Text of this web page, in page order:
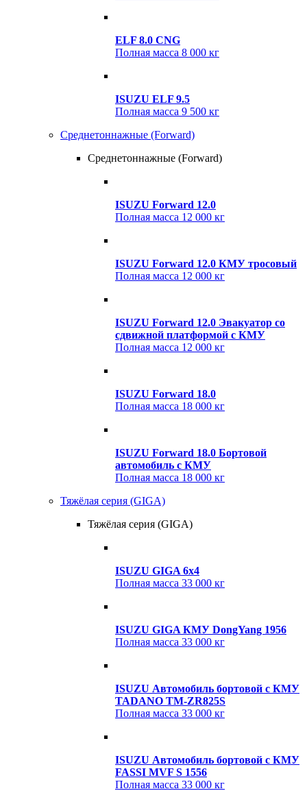
ELF 8.0 CNG
Полная масса 8 000 кг
ISUZU ELF 9.5
Полная масса 9 500 кг
Среднетоннажные (Forward)
Среднетоннажные (Forward)
ISUZU Forward 12.0
Полная масса 12 000 кг
ISUZU Forward 12.0 КМУ тросовый
Полная масса 12 000 кг
ISUZU Forward 12.0 Эвакуатор со
сдвижной платформой с КМУ
Полная масса 12 000 кг
ISUZU Forward 18.0
Полная масса 18 000 кг
ISUZU Forward 18.0 Бортовой
автомобиль с КМУ
Полная масса 18 000 кг
Тяжёлая серия (GIGA)
Тяжёлая серия (GIGA)
ISUZU GIGA 6x4
Полная масса 33 000 кг
ISUZU GIGA КМУ DongYang 1956
Полная масса 33 000 кг
ISUZU Автомобиль бортовой с КМУ
TADANO TM-ZR825S
Полная масса 33 000 кг
ISUZU Автомобиль бортовой с КМУ
FASSI MVF S 1556
Полная масса 33 000 кг